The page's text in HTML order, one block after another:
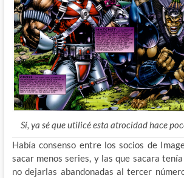
Sí, ya sé que utilicé esta atrocidad hace
Había consenso entre los socios de
sacar menos series, y las que sacara
no dejarlas abandonadas al tercer